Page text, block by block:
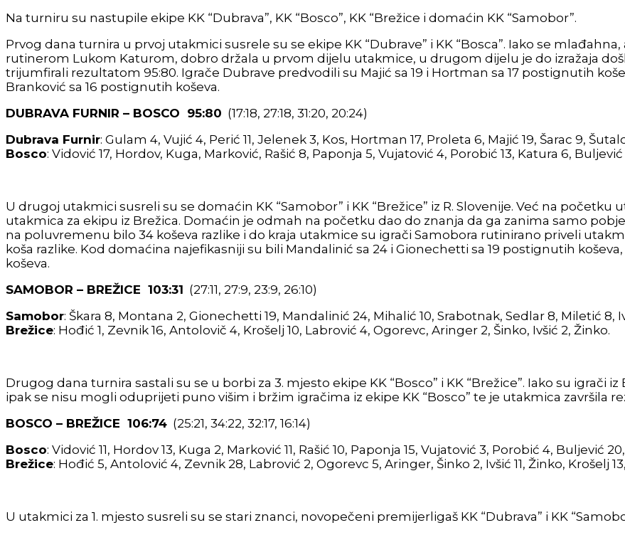
Na turniru su nastupile ekipe KK “Dubrava”, KK “Bosco”, KK “Brežice i domaćin KK “Samobor”.
Prvog dana turnira u prvoj utakmici susrele su se ekipe KK “Dubrave” i KK “Bosca”. Iako se
rutinerom Lukom Katurom, dobro držala u prvom dijelu utakmice, u drugom dijelu je do izražaja
trijumfirali rezultatom 95:80. Igrače Dubrave predvodili su Majić sa 19 i Hortman sa 17 postignutih
Branković sa 16 postignutih koševa.
DUBRAVA FURNIR – BOSCO 95:80 (17:18, 27:18, 31:20, 20:24)
Dubrava Furnir: Gulam 4, Vujić 4, Perić 11, Jelenek 3, Kos, Hortman 17, Proleta 6, Majić 19, Šarac 9,
Bosco: Vidović 17, Hordov, Kuga, Marković, Rašić 8, Paponja 5, Vujatović 4, Porobić 13, Katura 6,
U drugoj utakmici susreli su se domaćin KK “Samobor” i KK “Brežice” iz R. Slovenije. Već na
utakmica za ekipu iz Brežica. Domaćin je odmah na početku dao do znanja da ga zanima samo
na poluvremenu bilo 34 koševa razlike i do kraja utakmice su igrači Samobora rutinirano priveli
koša razlike. Kod domaćina najefikasniji su bili Mandalinić sa 24 i Gionechetti sa 19 postignutih
koševa.
SAMOBOR – BREŽICE 103:31 (27:11, 27:9, 23:9, 26:10)
Samobor: Škara 8, Montana 2, Gionechetti 19, Mandalinić 24, Mihalić 10, Srabotnak, Sedlar 8, Miletić 8,
Brežice: Hođić 1, Zevnik 16, Antolovič 4, Krošelj 10, Labrović 4, Ogorevc, Aringer 2, Šinko, Ivšić 2, Žinko.
Drugog dana turnira sastali su se u borbi za 3. mjesto ekipe KK “Bosco” i KK “Brežice”. Iako su igrači
ipak se nisu mogli oduprijeti puno višim i bržim igračima iz ekipe KK “Bosco” te je utakmica završila
BOSCO – BREŽICE 106:74 (25:21, 34:22, 32:17, 16:14)
Bosco: Vidović 11, Hordov 13, Kuga 2, Marković 11, Rašić 10, Paponja 15, Vujatović 3, Porobić 4, Buljević
Brežice: Hođić 5, Antolović 4, Zevnik 28, Labrović 2, Ogorevc 5, Aringer, Šinko 2, Ivšić 11, Žinko, Krošelj
U utakmici za 1. mjesto susreli su se stari znanci, novopečeni premijerligaš KK “Dubrava” i KK